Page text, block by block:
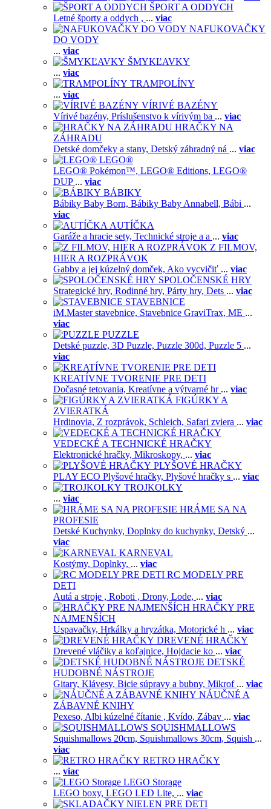
ŠPORT A ODDYCH
Letné športy a oddych , ... viac
NAFUKOVAČKY
DO VODY
... viac
ŠMYKĽAVKY
... viac
TRAMPOLÍNY
... viac
VÍRIVÉ BAZÉNY
Vírivé bazény, Príslušenstvo k vírivým ba ... viac
HRAČKY NA
ZÁHRADU
Detské domčeky a stany, Detský záhradný ná ... viac
LEGO®
LEGO® Pokémon™, LEGO® Editions, LEGO®
DUP ... viac
BÁBIKY
Bábiky Baby Born, Bábiky Baby Annabell, Bábi ...
viac
AUTÍČKA
Garáže a hracie sety, Technické stroje a a ... viac
Z FILMOV,
HIER A ROZPRÁVOK
Gabby a jej kúzelný domček, Ako vycvičiť ... viac
SPOLOČENSKÉ HRY
Strategické hry, Rodinné hry, Párty hry, Dets ... viac
STAVEBNICE
iM.Master stavebnice, Stavebnice GraviTrax, ME ...
viac
PUZZLE
Detské puzzle, 3D Puzzle, Puzzle 300d, Puzzle 5 ...
viac
KREATÍVNE TVORENIE PRE DETI
Dočasné tetovania, Kreatívne a výtvarné hr ... viac
FIGÚRKY A
ZVIERATKÁ
Hrdinovia, Z rozprávok, Schleich, Safari zviera ... viac
VEDECKÉ A TECHNICKÉ HRAČKY
Elektronické hračky, Mikroskopy, ... viac
PLYŠOVÉ HRAČKY
PLAY ECO Plyšové hračky, Plyšové hračky s ... viac
TROJKOLKY
... viac
HRÁME SA NA
PROFESIE
Detské Kuchynky, Doplnky do kuchynky, Detský ...
viac
KARNEVAL
Kostýmy, Doplnky, ... viac
RC MODELY PRE
DETI
Autá a stroje , Roboti , Drony, Lode, ... viac
HRAČKY PRE
NAJMENŠÍCH
Uspavačky, Hrkálky a hryzátka, Motorické h ... viac
DREVENÉ HRAČKY
Drevené vláčiky a koľajnice, Hojdacie ko ... viac
DETSKÉ
HUDOBNÉ NÁSTROJE
Gitary, Klávesy, Bicie súpravy a bubny, Mikrof ... viac
NÁUČNÉ A
ZÁBAVNÉ KNIHY
Pexeso, Albi kúzelné čítanie , Kvído, Zábav ... viac
SQUISHMALLOWS
Squishmallows 20cm, Squishmallows 30cm, Squish ...
viac
RETRO HRAČKY
... viac
LEGO Storage
LEGO boxy, LEGO LED Lite, ... viac